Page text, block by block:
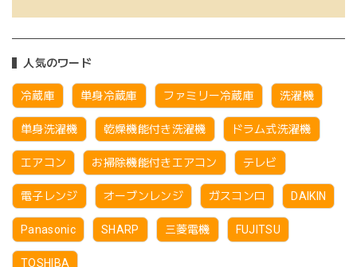
人気のワード
冷蔵庫 単身冷蔵庫 ファミリー冷蔵庫 洗濯機
単身洗濯機 乾燥機能付き洗濯機 ドラム式洗濯機
エアコン お掃除機能付きエアコン テレビ
電子レンジ オーブンレンジ ガスコンロ DAIKIN
Panasonic SHARP 三菱電機 FUJITSU
TOSHIBA